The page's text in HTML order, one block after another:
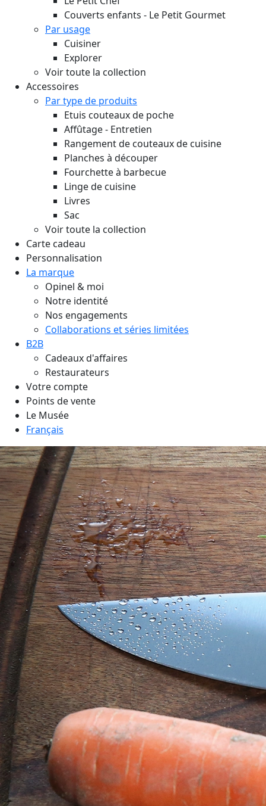
Couverts enfants - Le Petit Gourmet
Par usage
Cuisiner
Explorer
Voir toute la collection
Accessoires
Par type de produits
Etuis couteaux de poche
Affûtage - Entretien
Rangement de couteaux de cuisine
Planches à découper
Fourchette à barbecue
Linge de cuisine
Livres
Sac
Voir toute la collection
Carte cadeau
Personnalisation
La marque
Opinel & moi
Notre identité
Nos engagements
Collaborations et séries limitées
B2B
Cadeaux d'affaires
Restaurateurs
Votre compte
Points de vente
Le Musée
Français